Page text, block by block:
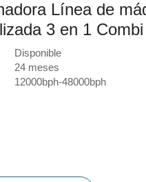
Línea de
3 en 1
Disponible
24 meses
12000bph-48000bph